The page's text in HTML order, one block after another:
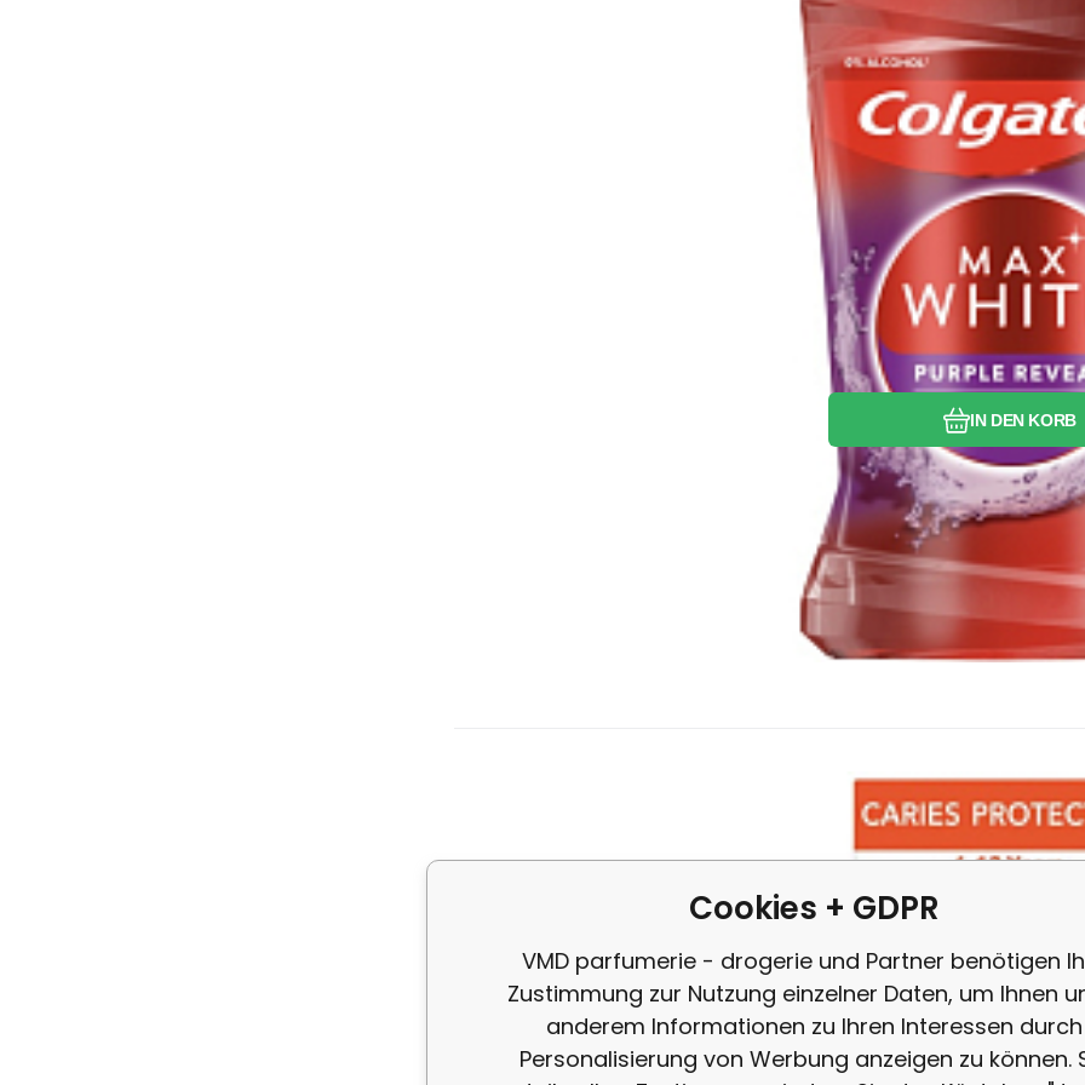
IN DEN KORB
Favorit
Vergleichen
Elmex Junior
Code:2600075
Anbietercode:
EAN:8714789911755
5.93EUR
14.83 EUR / 1 l
Elmex Mundwasser Junior ist für die tägliche Pflege der Zähne
Mundhygiene zu ergänzen und hinterlässt ein angenehmes
Cookies + GDPR
VMD parfumerie - drogerie und Partner benötigen
Zustimmung zur Nutzung einzelner Daten, um Ihnen
anderem Informationen zu Ihren Interessen durch
Personalisierung von Werbung anzeigen zu können.